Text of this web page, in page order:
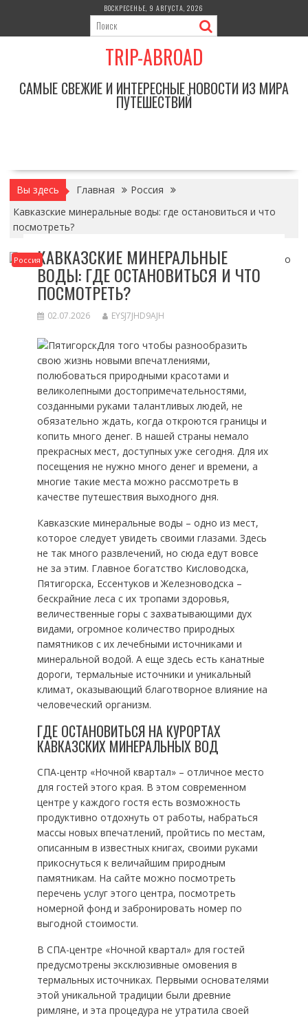
содержимому
ВОСКРЕСЕНЬЕ, 9 АВГУСТА, 2026
TRIP-ABROAD
САМЫЕ СВЕЖИЕ И ИНТЕРЕСНЫЕ НОВОСТИ ИЗ МИРА
ПУТЕШЕСТВИЙ
Вы здесь Главная
Россия
Кавказские минеральные воды: где остановиться и что
посмотреть?
РоссияКАВКАЗСКИЕ МИНЕРАЛЬНЫЕ
ВОДЫ: ГДЕ ОСТАНОВИТЬСЯ И ЧТО
ПОСМОТРЕТЬ?
02.07.2026 EYSJ7JHD9AJH
Для того чтобы разнообразить
свою жизнь новыми впечатлениями,
полюбоваться природными красотами и
великолепными достопримечательностями,
созданными руками талантливых людей, не
обязательно ждать, когда откроются границы и
копить много денег. В нашей страны немало
прекрасных мест, доступных уже сегодня. Для их
посещения не нужно много денег и времени, а
многие такие места можно рассмотреть в
качестве путешествия выходного дня.
Кавказские минеральные воды – одно из мест,
которое следует увидеть своими глазами. Здесь
не так много развлечений, но сюда едут вовсе
не за этим. Главное богатство Кисловодска,
Пятигорска, Ессентуков и Железноводска –
бескрайние леса с их тропами здоровья,
величественные горы с захватывающими дух
видами, огромное количество природных
памятников с их лечебными источниками и
минеральной водой. А еще здесь есть канатные
дороги, термальные источники и уникальный
климат, оказывающий благотворное влияние на
человеческий организм.
ГДЕ ОСТАНОВИТЬСЯ НА КУРОРТАХ
КАВКАЗСКИХ МИНЕРАЛЬНЫХ ВОД
СПА-центр «Ночной квартал» – отличное место
для гостей этого края. В этом современном
центре у каждого гостя есть возможность
продуктивно отдохнуть от работы, набраться
массы новых впечатлений, пройтись по местам,
описанным в известных книгах, своими руками
прикоснуться к величайшим природным
памятникам. На сайте можно посмотреть
перечень услуг этого центра, посмотреть
номерной фонд и забронировать номер по
выгодной стоимости.
В СПА-центре «Ночной квартал» для гостей
предусмотрены эксклюзивные омовения в
термальных источниках. Первыми основателями
этой уникальной традиции были древние
римляне, и эта процедура не утратила своей